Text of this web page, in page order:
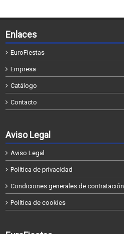
Enlaces
EuroFiestas
Empresa
Catálogo
Contacto
Aviso Legal
Aviso Legal
Política de privacidad
Condiciones generales de contratación
Política de cookies